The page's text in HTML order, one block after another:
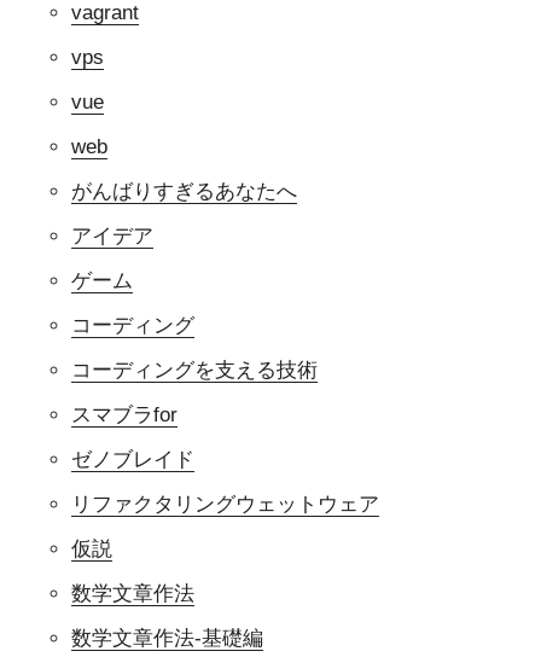
vagrant
vps
vue
web
がんばりすぎるあなたへ
アイデア
ゲーム
コーディング
コーディングを支える技術
スマブラfor
ゼノブレイド
リファクタリングウェットウェア
仮説
数学文章作法
数学文章作法-基礎編